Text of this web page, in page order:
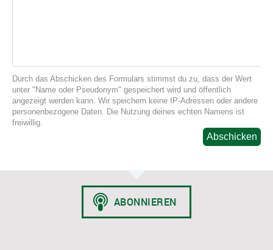
Durch das Abschicken des Formulars stimmst du zu, dass der Wert
unter "Name oder Pseudonym" gespeichert wird und öffentlich
angezeigt werden kann. Wir speichern keine IP-Adressen oder andere
personenbezogene Daten. Die Nutzung deines echten Namens ist
freiwillig.
Abschicken